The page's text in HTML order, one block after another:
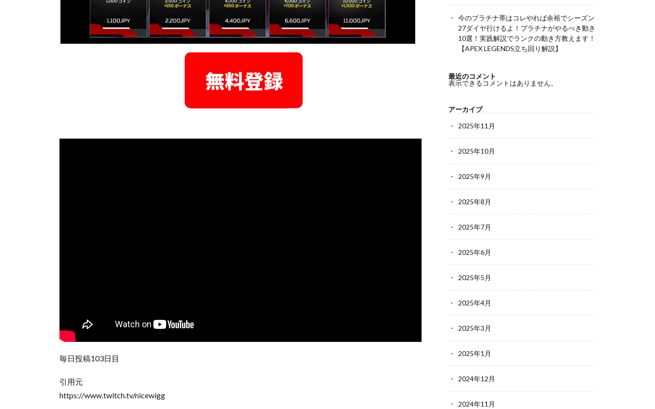
毎日投稿103日目
引用元
https://www.twitch.tv/nicewigg
今のプラチナ帯はコレやれば余裕でシーズン
27ダイヤ行けるよ！プラチナがやるべき動き
10選！実践解説でランクの動き方教えます！
【APEX LEGENDS立ち回り解説】
最近のコメント
表示できるコメントはありません。
アーカイブ
2025年11月
2025年10月
2025年9月
2025年8月
2025年7月
2025年6月
2025年5月
2025年4月
2025年3月
2025年1月
2024年12月
2024年11月